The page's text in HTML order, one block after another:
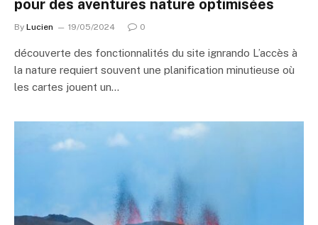
pour des aventures nature optimisées
By Lucien 19/05/2024 0
découverte des fonctionnalités du site ignrando L’accès à
la nature requiert souvent une planification minutieuse où
les cartes jouent un…